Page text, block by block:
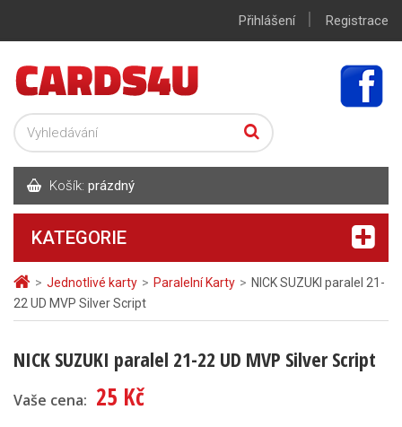
> Jednotlivé karty > Paralelní Karty > NICK SUZUKI paralel 21-
22 UD MVP Silver Script
NICK SUZUKI paralel 21-22 UD MVP Silver Script
Vaše cena: 25 Kč
Přihlášení | Registrace
Košík: prázdný
KATEGORIE